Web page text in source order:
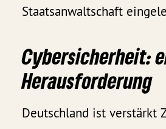
Staatsanwaltschaft
Cybersicherheit:
Herausforderung
Deutschland ist verstärkt